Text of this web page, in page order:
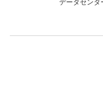
データセンタ